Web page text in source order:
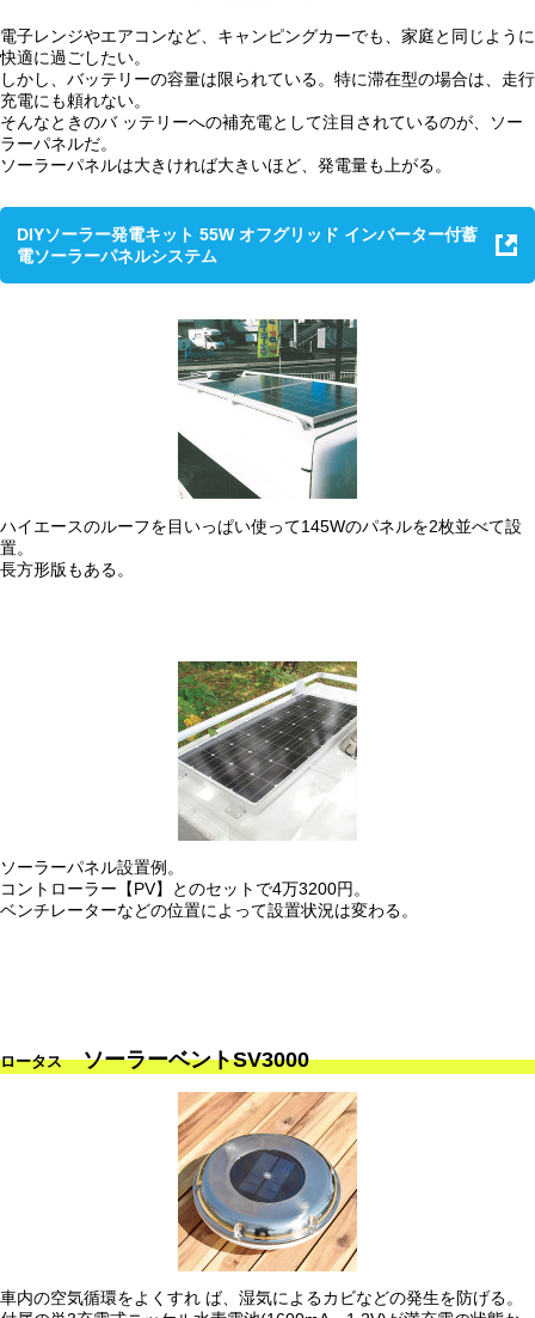
電子レンジやエアコンなど、キャンピングカーでも、家庭と同じように
快適に過ごしたい。
しかし、バッテリーの容量は限られている。特に滞在型の場合は、走行
充電にも頼れない。
そんなときのバ ッテリーへの補充電として注目されているのが、ソー
ラーパネルだ。
ソーラーパネルは大きければ大きいほど、発電量も上がる。
DIYソーラー発電キット 55W オフグリッド インバーター付蓄
電ソーラーパネルシステム
ハイエースのルーフを目いっぱい使って145Wのパネルを2枚並べて設
置。
長方形版もある。
ソーラーパネル設置例。
コントローラー【PV】とのセットで4万3200円。
ベンチレーターなどの位置によって設置状況は変わる。
ロータスソーラーベントSV3000
車内の空気循環をよくすれ ば、湿気によるカビなどの発生を防げる。